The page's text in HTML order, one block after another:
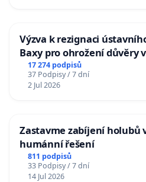
Výzva k rezignaci
Baxy pro ohrožení důvěry
17 274 podpisů
37 Podpisy / 7 dní
2 Jul 2026
Zastavme zabíjení holubů
humánní řešení
811 podpisů
33 Podpisy / 7 dní
14 Jul 2026